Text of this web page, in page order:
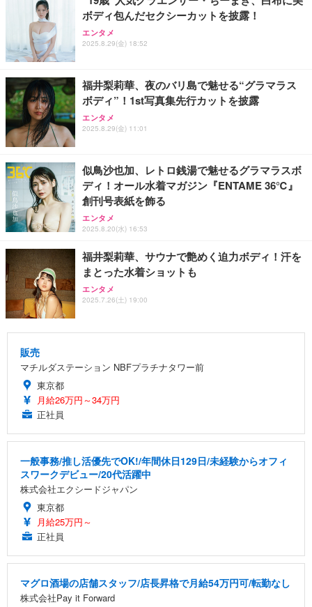
ボディ包んだセクシーカットを披露！
エンタメ
2025.8.29(金) 18:52
福井梨莉華、夜のバリ島で魅せる“グラマラス
ボディ”！1st写真集先行カットを披露
エンタメ
2025.8.29(金) 11:01
似鳥沙也加、レトロ銭湯で魅せるグラマラスボ
ディ！オール水着マガジン『ENTAME 36℃』
創刊号表紙を飾る
エンタメ
2025.8.20(水) 16:53
福井梨莉華、サウナで艶めく迫力ボディ！汗を
まとった水着ショットも
エンタメ
2025.7.26(土) 19:00
販売
マチルダステーション NBFプラチナタワー前
東京都
月給26万円～34万円
正社員
一般事務/推し活優先でOK!/年間休日129日/未経験からオフィ
スワークデビュー/20代活躍中
株式会社エクシードジャパン
東京都
月給25万円～
正社員
マグロ酒場の店舗スタッフ/店長昇格で月給54万円可/転勤なし
株式会社Pay it Forward